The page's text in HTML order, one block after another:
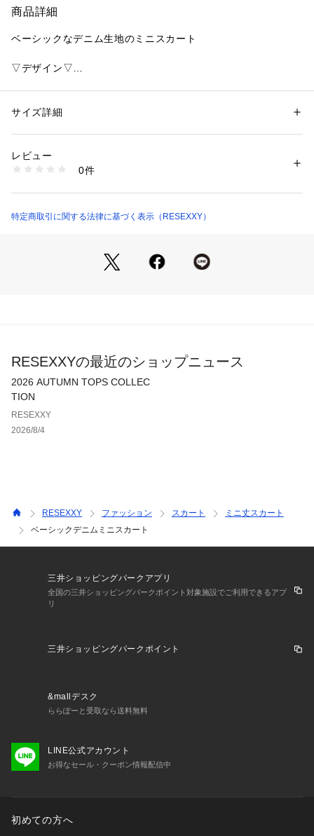
商品詳細
ベーシックなデニム生地のミニスカート
▽デザイン▽
ベーシックながら、ヴィンテージ風の色落ち加工がこなれ感を
すいです◎
ハイウエストなので美脚効果も抜群！
アイスブルー・インディゴの2色展開。
Tシャツからニット、ブラウスまでどんなトップスにもマッチ
※ご利用の端末画面の設定により実際の商品と色味が異なる場
合がございます。
透け感：なし
伸縮性：なし
性別：レディース
素材：表地:綿99％ ポリウレタン1％ 裏地:ポリエステル100％
商品番号：
152632532401 （ショップ）
サイズ詳細
レビュー
0件
特定商取引に関する法律に基づく表示（RESEXXY）
RESEXXYの最近のショップニュース
2026 AUTUMN TOPS COLLEC
TION
RESEXXY
2026/8/4
RESEXXY ファッション スカート
ミニ丈スカート
ベーシックデニムミニスカート
三井ショッピングパークアプリ
全国の三井ショッピングパークポイント対象施設でご利用できるアプ
リ
三井ショッピングパークポイント
&mallデスク
ららぽーと受取なら送料無料
LINE公式アカウント
お得なセール・クーポン情報配信中
初めての方へ